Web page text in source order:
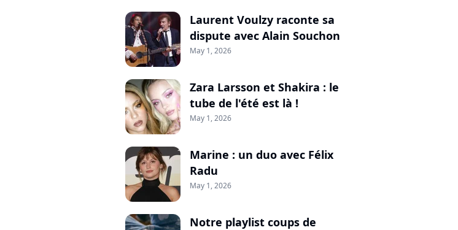
Laurent Voulzy raconte sa
dispute avec Alain Souchon
May 1, 2026
Zara Larsson et Shakira : le
tube de l'été est là !
May 1, 2026
Marine : un duo avec Félix
Radu
May 1, 2026
Notre playlist coups de